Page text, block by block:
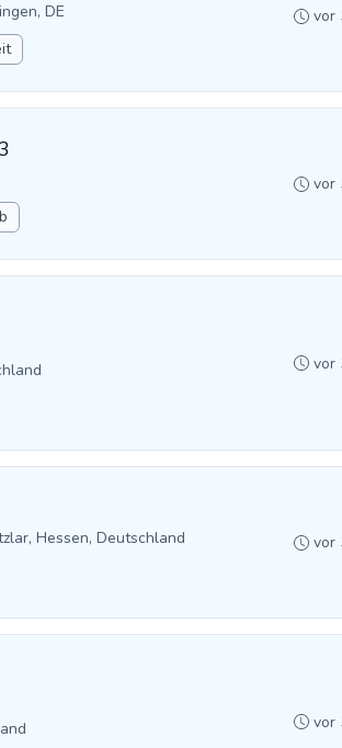
DE
vor
vor
vor
Hessen, Deutschland
vor
vor